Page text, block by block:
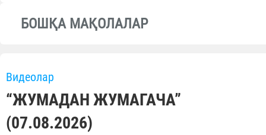
БОШҚА МАҚОЛАЛАР
Видеолар
“ЖУМАДАН ЖУМАГАЧА”
(07.08.2026)